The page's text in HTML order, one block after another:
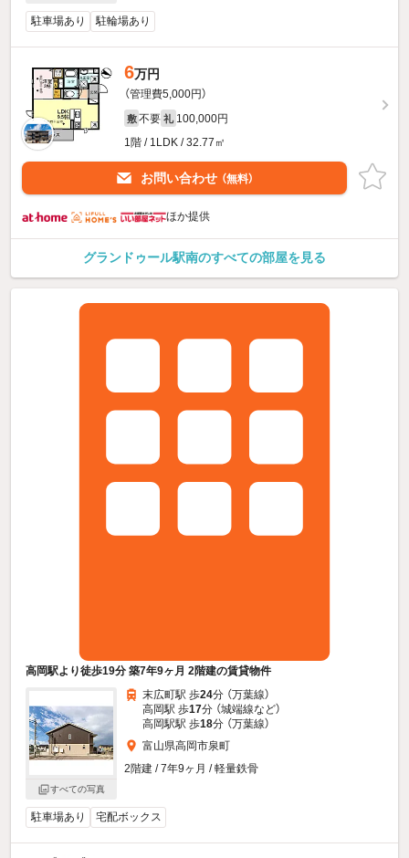
駐車場あり 駐輪場あり
6万円
（管理費5,000円）
敷 不要 礼 100,000円
1階 / 1LDK / 32.77㎡
お問い合わせ （無料）
ほか提供
グランドゥール駅南のすべての部屋を見る
高岡駅より徒歩19分 築7年9ヶ月 2階建の賃貸物件
すべての写真
末広町駅 歩24分 （万葉線）
高岡駅 歩17分 （城端線など）
高岡駅駅 歩18分 （万葉線）
富山県高岡市泉町
2階建 / 7年9ヶ月 / 軽量鉄骨
駐車場あり 宅配ボックス